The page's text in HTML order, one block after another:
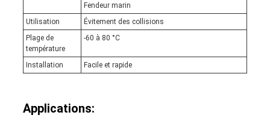
Fendeur marin
Utilisation
Évitement des collisions
Plage de
température
-60 à 80 °C
Installation Facile et rapide
Applications: